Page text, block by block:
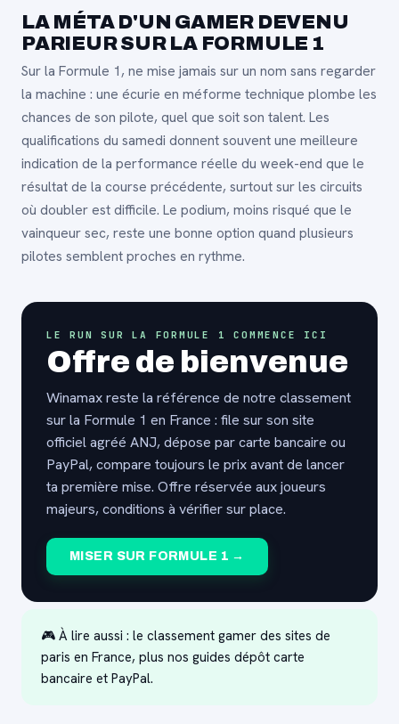
LA MÉTA D'UN GAMER DEVENU
PARIEUR SUR LA FORMULE 1
Sur la Formule 1, ne mise jamais sur un nom sans regarder
la machine : une écurie en méforme technique plombe les
chances de son pilote, quel que soit son talent. Les
qualifications du samedi donnent souvent une meilleure
indication de la performance réelle du week-end que le
résultat de la course précédente, surtout sur les circuits
où doubler est difficile. Le podium, moins risqué que le
vainqueur sec, reste une bonne option quand plusieurs
pilotes semblent proches en rythme.
LE RUN SUR LA FORMULE 1 COMMENCE ICI
Offre de bienvenue
Winamax reste la référence de notre classement
sur la Formule 1 en France : file sur son site
officiel agréé ANJ, dépose par carte bancaire ou
PayPal, compare toujours le prix avant de lancer
ta première mise. Offre réservée aux joueurs
majeurs, conditions à vérifier sur place.
MISER SUR FORMULE 1 →
🎮 À lire aussi : le classement gamer des sites de
paris en France, plus nos guides dépôt carte
bancaire et PayPal.